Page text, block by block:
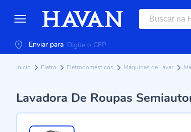
Enviar para
Início Eletro Eletrodomésticos Máquinas de Lavar
Lavadora De Roupas